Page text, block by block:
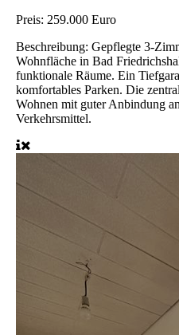
Preis: 259.000 Euro
Beschreibung: Gepflegte 3-
Wohnfläche in Bad
funktionale Räume. Ein
komfortables Parken. Die
Wohnen mit guter Anbindung
Verkehrsmittel.